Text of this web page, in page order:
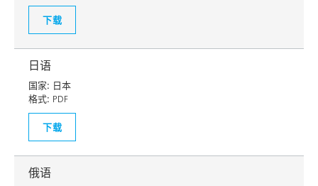
下载
日语
国家: 日本
格式: PDF
下载
俄语